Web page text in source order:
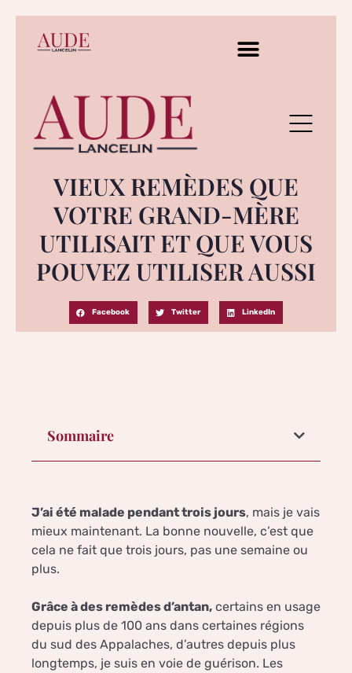
VIEUX REMÈDES QUE
VOTRE GRAND-MÈRE
UTILISAIT ET QUE VOUS
POUVEZ UTILISER AUSSI
Facebook Twitter LinkedIn
Sommaire
J’ai été malade pendant trois jours, mais je vais
mieux maintenant. La bonne nouvelle, c’est que
cela ne fait que trois jours, pas une semaine ou
plus.
Grâce à des remèdes d’antan, certains en usage
depuis plus de 100 ans dans certaines régions
du sud des Appalaches, d’autres depuis plus
longtemps, je suis en voie de guérison. Les